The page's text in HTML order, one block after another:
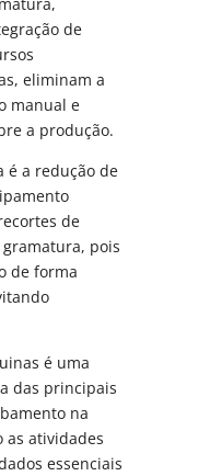
de
eliminam a
manual e
a produção.
é a redução de
de
pois
de forma
é uma
das principais
na
atividades
essenciais